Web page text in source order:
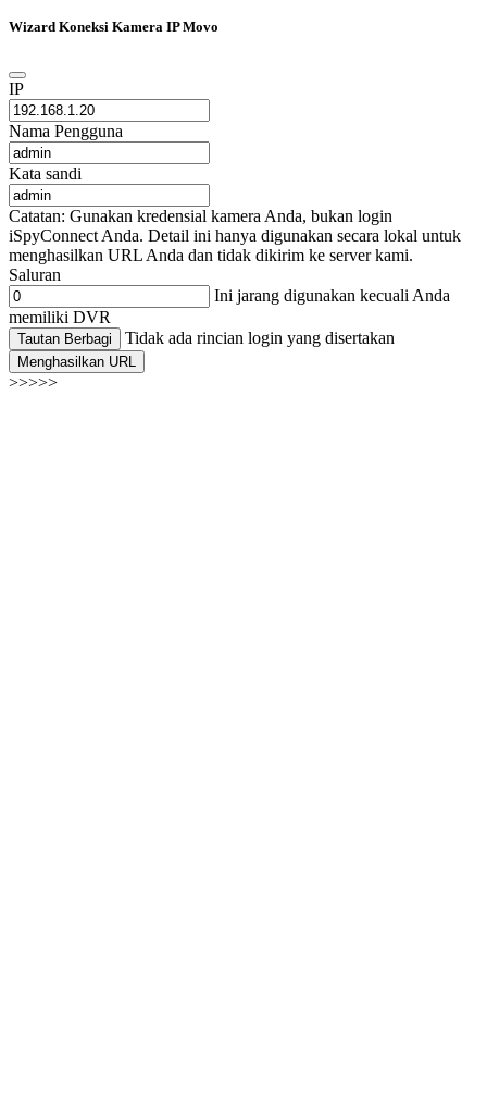
Wizard Koneksi Kamera IP Movo
IP
Nama Pengguna
Kata sandi
Catatan: Gunakan kredensial kamera Anda, bukan login
iSpyConnect Anda. Detail ini hanya digunakan secara lokal untuk
menghasilkan URL Anda dan tidak dikirim ke server kami.
Saluran
Ini jarang digunakan kecuali Anda
memiliki DVR
Tautan Berbagi Tidak ada rincian login yang disertakan
Menghasilkan URL
>>>>>